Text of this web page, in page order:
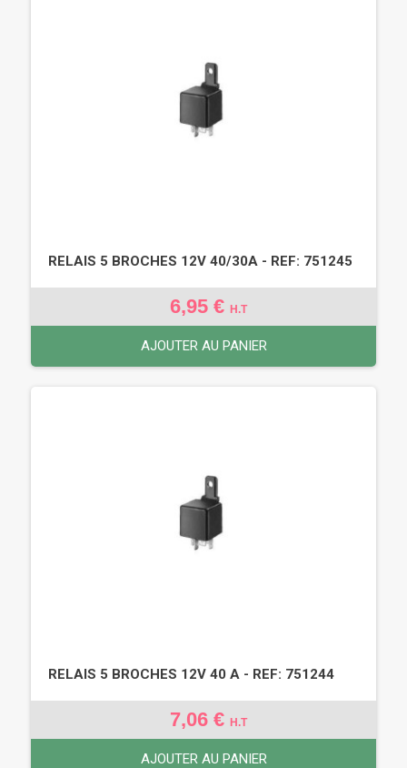
RELAIS 5 BROCHES 12V 40/30A - REF: 751245
6,95 € H.T
AJOUTER AU PANIER
RELAIS 5 BROCHES 12V 40 A - REF: 751244
7,06 € H.T
AJOUTER AU PANIER